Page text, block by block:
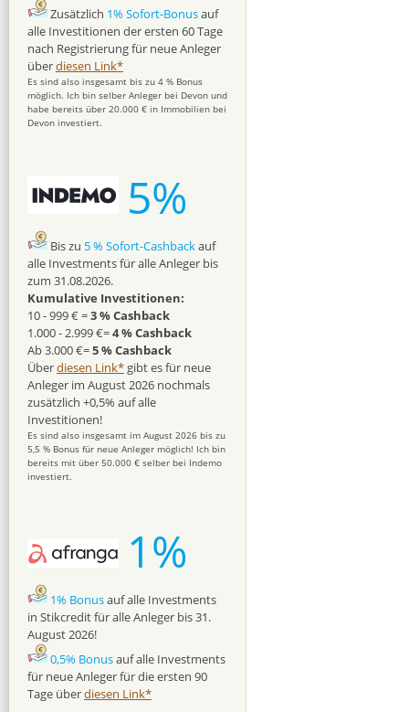
Zusätzlich 1% Sofort-Bonusauf
alle Investitionen der ersten 60 Tage
nach Registrierung für neue Anleger
überdiesen Link*
Es sind also insgesamt bis zu 4 % Bonus
möglich. Ich bin selber Anleger bei Devon und
habe bereits über 20.000 € in Immobilien bei
Devon investiert.
5%
Bis zu 5 % Sofort-Cashbackauf
alle Investments für alle Anleger bis
zum 31.08.2026.
Kumulative Investitionen:
10 - 999 € =3 % Cashback
1.000 - 2.999 €=4 % Cashback
Ab 3.000 €=5 % Cashback
Überdiesen Link* gibt es für neue
Anleger im August 2026 nochmals
zusätzlich +0,5% auf alle
Investitionen!
Es sind also insgesamt im August 2026 bis zu
5,5 % Bonus für neue Anleger möglich! Ich bin
bereits mit über 50.000 € selber bei Indemo
investiert.
1%
1% Bonusauf alle Investments
in Stikcredit für alle Anleger bis 31.
August 2026!
0,5% Bonusauf alle Investments
für neue Anleger für die ersten 90
Tage überdiesen Link*